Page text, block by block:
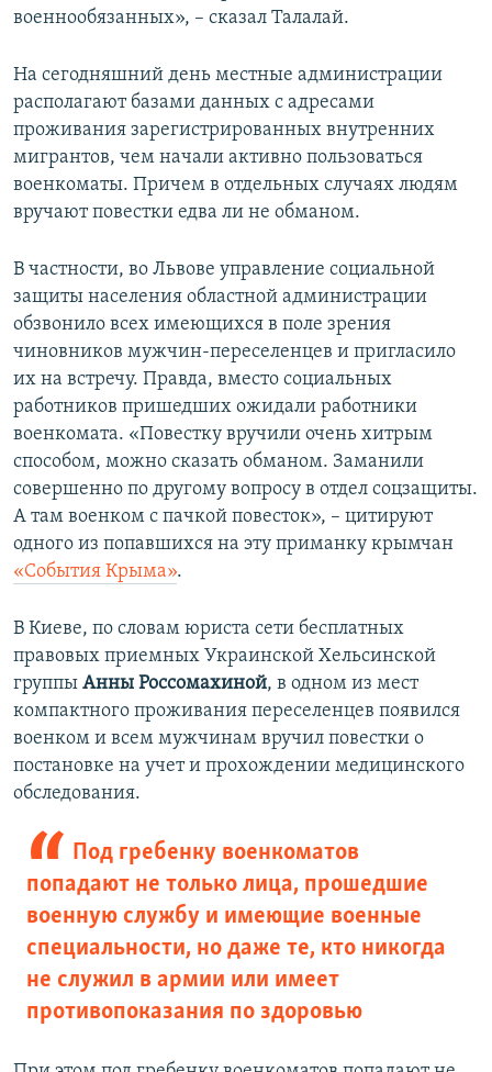
военнообязанных», – сказал Талалай.
На сегодняшний день местные администрации
располагают базами данных с адресами
проживания зарегистрированных внутренних
мигрантов, чем начали активно пользоваться
военкоматы. Причем в отдельных случаях людям
вручают повестки едва ли не обманом.
В частности, во Львове управление социальной
защиты населения областной администрации
обзвонило всех имеющихся в поле зрения
чиновников мужчин-переселенцев и пригласило
их на встречу. Правда, вместо социальных
работников пришедших ожидали работники
военкомата. «Повестку вручили очень хитрым
способом, можно сказать обманом. Заманили
совершенно по другому вопросу в отдел соцзащиты.
А там военком с пачкой повесток», – цитируют
одного из попавшихся на эту приманку крымчан
«События Крыма».
В Киеве, по словам юриста сети бесплатных
правовых приемных Украинской Хельсинской
группы Анны Россомахиной, в одном из мест
компактного проживания переселенцев появился
военком и всем мужчинам вручил повестки о
постановке на учет и прохождении медицинского
обследования.
Под гребенку военкоматов
попадают не только лица, прошедшие
военную службу и имеющие военные
специальности, но даже те, кто никогда
не служил в армии или имеет
противопоказания по здоровью